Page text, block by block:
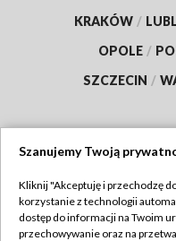
KRAKÓW /
OPOLE /
SZCZECIN /
Abonament TVP
Szanujemy Twoją
Kliknij "Akceptuję i przechodzę
korzystanie z technologii
dostęp do informacji na Twoim
przechowywanie oraz na